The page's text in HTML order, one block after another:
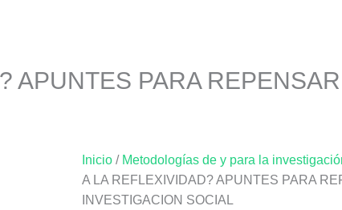
APUNTES PARA
Inicio/ Metodologías de y para la
A LA REFLEXIVIDAD? APUNTES PARA
INVESTIGACION SOCIAL